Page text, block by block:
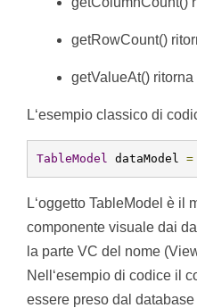
getRowCount()
getValueAt()
L‘esempio classico di
TableModel dataModel =
L‘oggetto TableModel è
componente visuale dai
la parte VC del nome
Nell‘esempio di codice il
essere preso dal